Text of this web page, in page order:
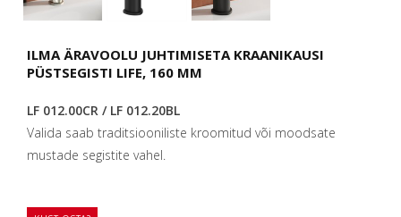
ILMA ÄRAVOOLU JUHTIMISETA KRAANIKAUSI
PÜSTSEGISTI LIFE, 160 MM
LF 012.00CR / LF 012.20BL
Valida saab traditsiooniliste kroomitud või moodsate
mustade segistite vahel.